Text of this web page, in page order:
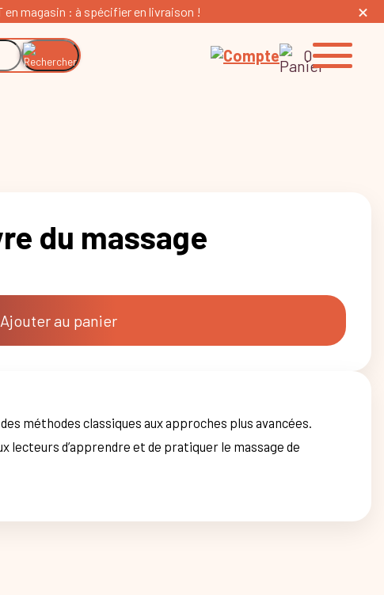
magasin : à spécifier en livraison !
0
du massage
Ajouter au panier
méthodes classiques aux approches plus avancées.
d’apprendre et de pratiquer le massage de